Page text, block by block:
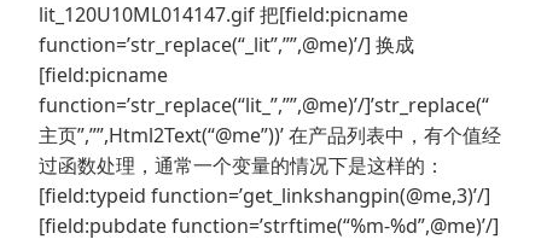
lit_120U10ML014147.gif 把[field:picname
function=’str_replace(“_lit”,””,@me)’/] 换成
[field:picname
function=’str_replace(“lit_”,””,@me)’/]’str_replace(“
主页”,””,Html2Text(“@me”))’ 在产品列表中，有个值经
过函数处理，通常一个变量的情况下是这样的：
[field:typeid function=’get_linkshangpin(@me,3)’/]
[field:pubdate function=’strftime(“%m-%d”,@me)’/]